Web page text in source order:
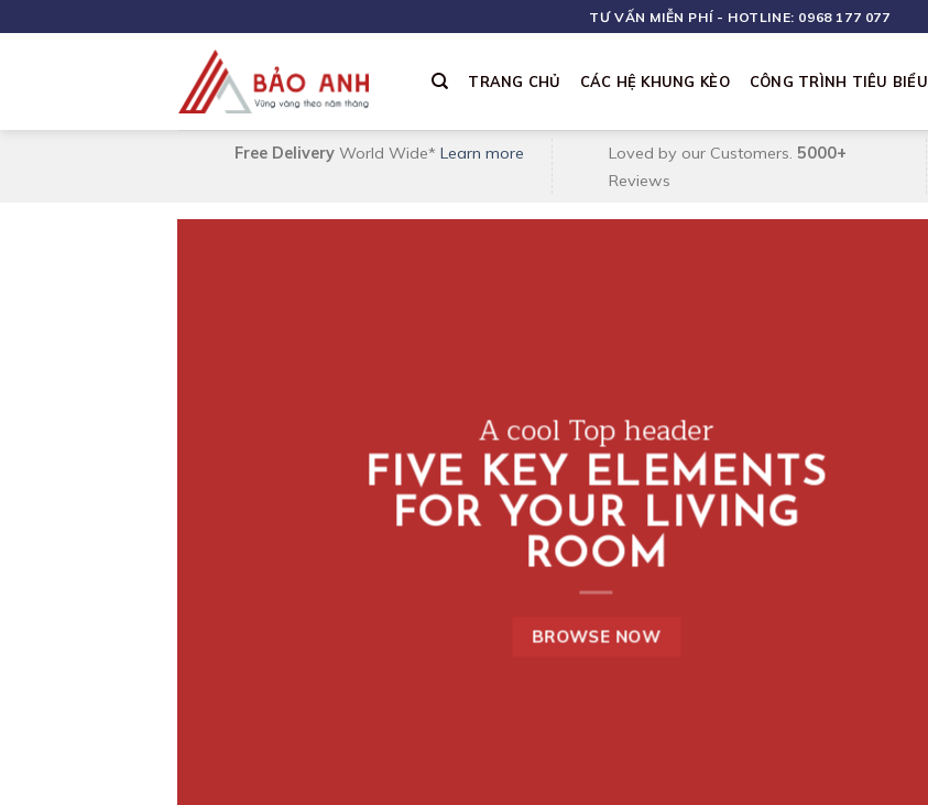
to
TƯ VẤN MIỄN PHÍ - HOTLINE: 0968 177 077
TRANG CHỦ CÁC HỆ KHUNG KÈO CÔNG TRÌNH TIÊU BIỂU
Free Delivery World Wide* Learn more Loved by our Customers. 5000+
Reviews
A cool Top header
FIVE KEY ELEMENTS
FOR YOUR LIVING
ROOM
BROWSE NOW